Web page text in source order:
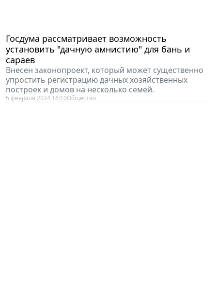
Госдума рассматривает возможность
установить "дачную амнистию" для бань и
сараев
Внесен законопроект, который может существенно
упростить регистрацию дачных хозяйственных
построек и домов на несколько семей.
5 февраля 2024 16:10Общество